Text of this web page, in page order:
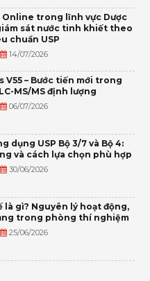
Online trong lĩnh vực Dược
sát nước tinh khiết theo
chuẩn USP
14/07/2026
V55 – Bước tiến mới trong
MS/MS định lượng
06/07/2026
dụng USP Bộ 3/7 và Bộ 4:
và cách lựa chọn phù hợp
30/06/2026
là gì? Nguyên lý hoạt động,
trong phòng thí nghiệm
25/06/2026